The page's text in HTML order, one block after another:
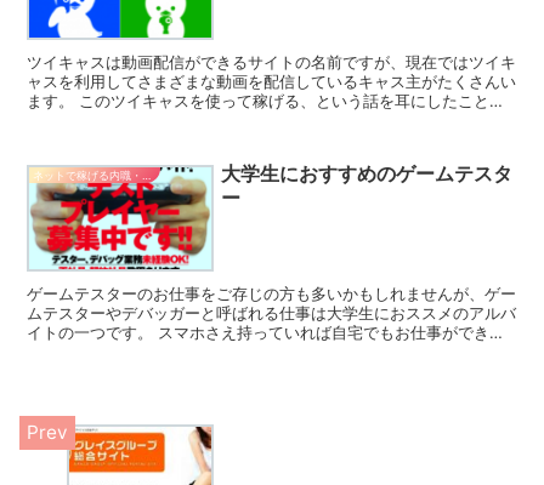
ツイキャスは動画配信ができるサイトの名前ですが、現在ではツイキ
ャスを利用してさまざまな動画を配信しているキャス主がたくさんい
ます。 このツイキャスを使って稼げる、という話を耳にしたことが
大学生におすすめのゲームテスタ
ー
ゲームテスターのお仕事をご存じの方も多いかもしれませんが、ゲー
ムテスターやデバッガーと呼ばれる仕事は大学生におススメのアルバ
イトの一つです。 スマホさえ持っていれば自宅でもお仕事ができる